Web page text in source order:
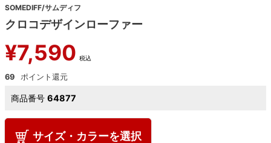
SOMEDIFF/サムディフ
クロコデザインローファー
¥7,590 税込
69
商品番号 64877
サイズ・カラーを選択